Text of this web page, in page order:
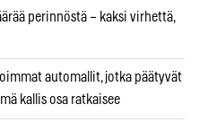
perinnöstä – kaksi virhettä,
automallit, jotka päätyvät
kallis osa ratkaisee